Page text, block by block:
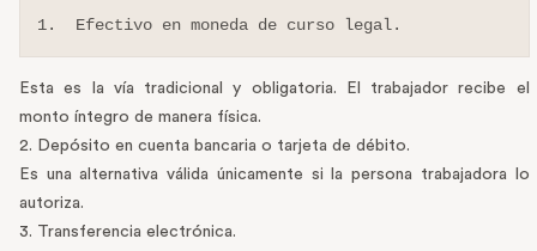
1.  Efectivo en moneda de curso legal.
Esta es la vía tradicional y obligatoria. El trabajador recibe el
monto íntegro de manera física.
2. Depósito en cuenta bancaria o tarjeta de débito.
Es una alternativa válida únicamente si la persona trabajadora lo
autoriza.
3. Transferencia electrónica.